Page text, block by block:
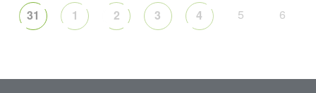
31 1 2 3 4 5 6